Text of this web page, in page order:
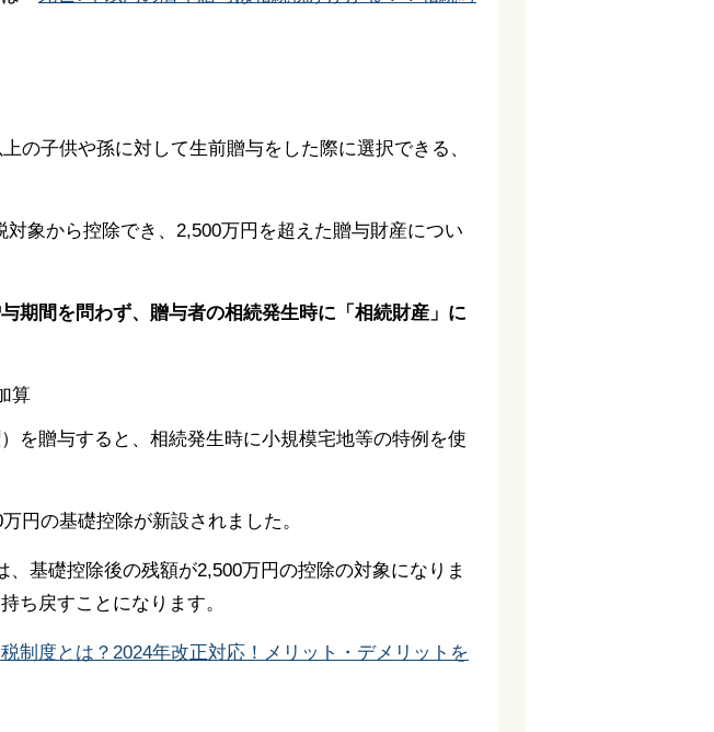
の子供や孫に対して生前贈与をした際に選択できる、
象から控除でき、2,500万円を超えた贈与財産につい
期間を問わず、贈与者の相続発生時に「相続財産」に
を贈与すると、相続発生時に小規模宅地等の特例を使
円の基礎控除が新設されました。
基礎控除後の残額が2,500万円の控除の対象になりま
ち戻すことになります。
制度とは？2024年改正対応！メリット・デメリットを